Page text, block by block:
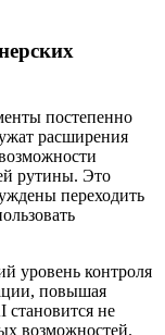
постепенно
расширения
рутины. Это
переходить
уровень контроля
повышая
становится не
возможностей.